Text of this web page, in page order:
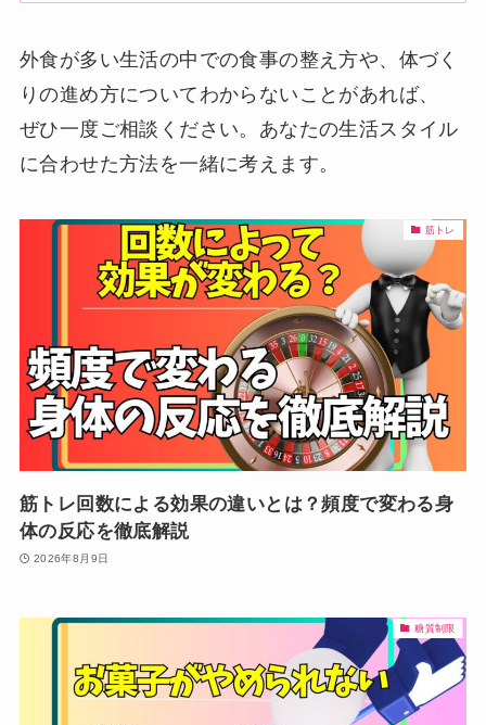
外食が多い生活の中での食事の整え方や、体づく
りの進め方についてわからないことがあれば、
ぜひ一度ご相談ください。あなたの生活スタイル
に合わせた方法を一緒に考えます。
筋トレ
筋トレ回数による効果の違いとは？頻度で変わる身
体の反応を徹底解説
2026年8月9日
糖質制限